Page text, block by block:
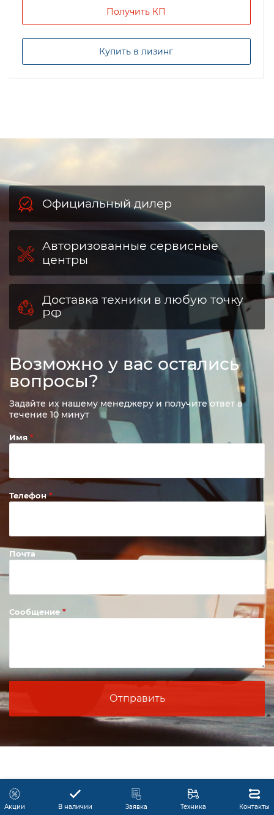
Получить КП
Купить в лизинг
Официальный дилер
Авторизованные сервисные
центры
Доставка техники в любую точку
РФ
Возможно у вас остались
вопросы?
Задайте их нашему менеджеру и получите ответ в
течение 10 минут
Имя
Телефон
Почта
Сообщение
Акции В наличии Заявка Техника Контакты